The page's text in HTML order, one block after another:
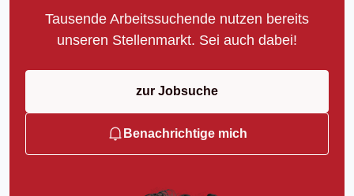
Tausende Arbeitssuchende nutzen bereits
unseren Stellenmarkt. Sei auch dabei!
zur Jobsuche
Benachrichtige mich